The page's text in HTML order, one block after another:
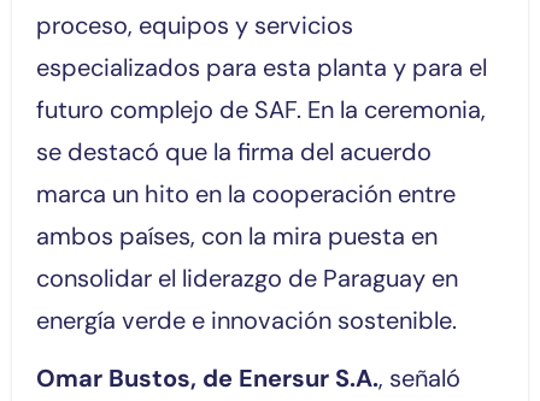
proceso, equipos y servicios
especializados para esta planta y para el
futuro complejo de SAF. En la ceremonia,
se destacó que la firma del acuerdo
marca un hito en la cooperación entre
ambos países, con la mira puesta en
consolidar el liderazgo de Paraguay en
energía verde e innovación sostenible.
Omar Bustos, de Enersur S.A., señaló